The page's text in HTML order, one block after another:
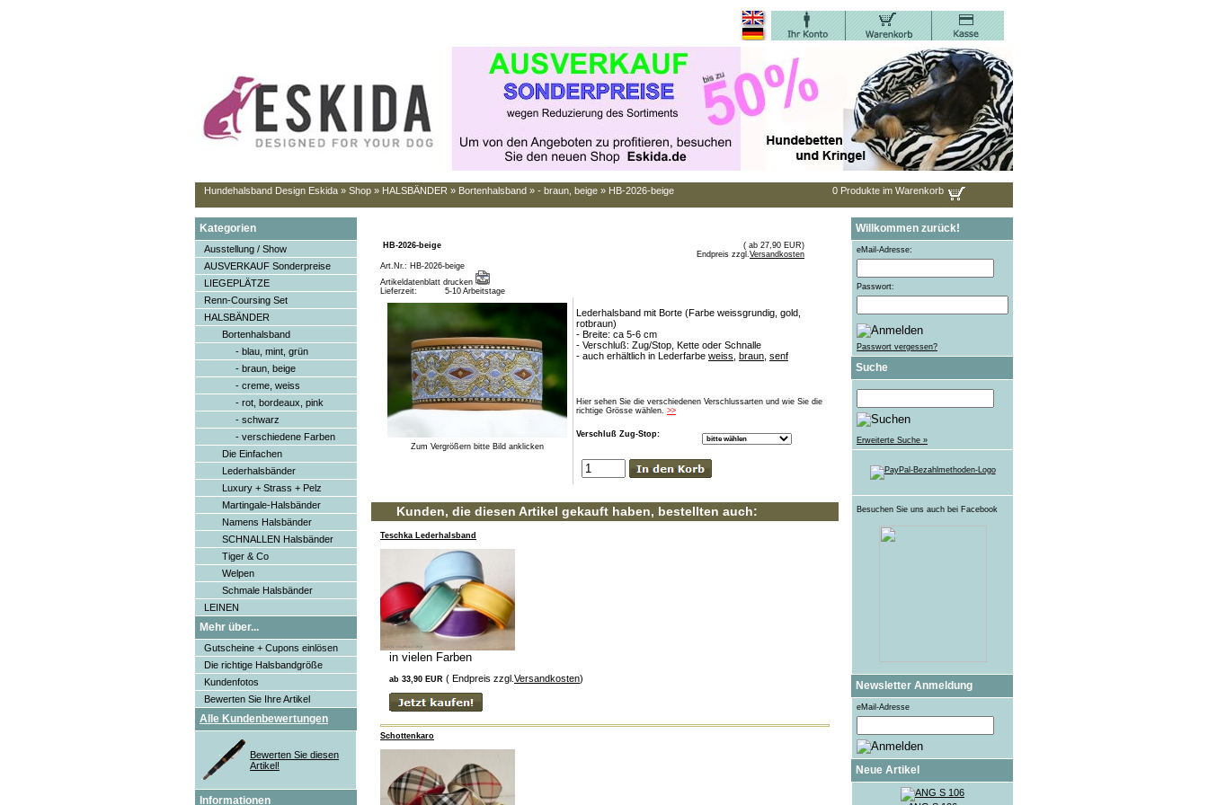
Hundehalsband Design Eskida » Shop » HALSBÄNDER » Bortenhalsband » - braun, beige » HB-2026-beige 0 Produkte im Warenkorb
Kategorien
Ausstellung / Show
AUSVERKAUF Sonderpreise
LIEGEPLÄTZE
Renn-Coursing Set
HALSBÄNDER
Bortenhalsband
- blau, mint, grün
- braun, beige
- creme, weiss
- rot, bordeaux, pink
- schwarz
- verschiedene Farben
Die Einfachen
Lederhalsbänder
Luxury + Strass + Pelz
Martingale-Halsbänder
Namens Halsbänder
SCHNALLEN Halsbänder
Tiger & Co
Welpen
Schmale Halsbänder
LEINEN
Mehr über...
Gutscheine + Cupons einlösen
Die richtige Halsbandgröße
Kundenfotos
Bewerten Sie Ihre Artikel
Alle Kundenbewertungen
Bewerten Sie diesen
Artikel!
Informationen
HB-2026-beige
( ab 27,90 EUR)
Endpreis zzgl.Versandkosten
Art.Nr.: HB-2026-beige
Artikeldatenblatt drucken
Lieferzeit:
5-10 Arbeitstage
Zum Vergrößern bitte Bild anklicken
Lederhalsband mit Borte (Farbe weissgrundig, gold,
rotbraun)
- Breite: ca 5-6 cm
- Verschluß: Zug/Stop, Kette oder Schnalle
- auch erhältlich in Lederfarbe weiss braun senf
Hier sehen Sie die verschiedenen Verschlussarten und wie Sie die
richtige Grösse wählen. >>
Verschluß Zug-Stop:
Kunden, die diesen Artikel gekauft haben, bestellten auch:
Teschka Lederhalsband
in vielen Farben
ab 33,90 EUR ( Endpreis zzgl. Versandkosten)
Schottenkaro
Willkommen zurück!
eMail-Adresse:
Passwort:
Passwort vergessen?
Suche
Erweiterte Suche »
Besuchen Sie uns auch bei Facebook
Newsletter Anmeldung
eMail-Adresse
Neue Artikel